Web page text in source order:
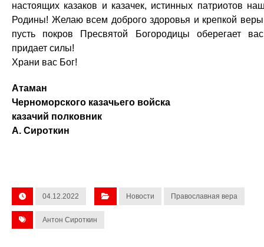
настоящих казаков и казачек, истинных патриотов
Родины! Желаю всем доброго здоровья и крепкой
пусть покров Пресвятой Богородицы оберегает
придает силы!
Храни вас Бог!
Атаман
Черноморского казачьего войска
казачий полковник
А. Сироткин
04.12.2022 Новости Православная вера
Антон Сироткин